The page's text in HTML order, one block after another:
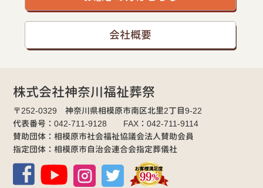
会社概要
株式会社神奈川福祉葬祭
〒252-0329 神奈川県相模原市南区北里2丁目9-22
代表番号：042-711-9128 FAX：042-711-9114
賛助団体：相模原市社会福祉協議会法人賛助会員
指定団体：相模原市自治会連合会指定葬儀社